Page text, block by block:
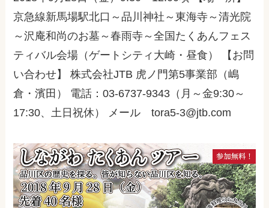
京急線新馬場駅北口～品川神社～東海寺～清光院
～沢庵和尚のお墓～春雨寺～全国たくあんフェス
ティバル会場（ゲートシティ大崎・昼食） 【お問
い合わせ】 株式会社JTB 虎ノ門第5事業部（嶋
倉・濱田） 電話：03-6737-9343（月～金9:30～
17:30、土日祝休） メール tora5-3@jtb.com